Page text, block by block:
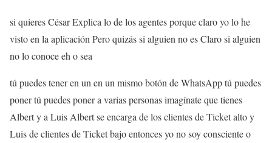
si quieres César Explica lo de los agentes porque claro yo lo he
visto en la aplicación Pero quizás si alguien no es Claro si alguien
no lo conoce eh o sea
tú puedes tener en un en un mismo botón de WhatsApp tú puedes
poner tú puedes poner a varias personas imagínate que tienes
Albert y a Luis Albert se encarga de los clientes de Ticket alto y
Luis de clientes de Ticket bajo entonces yo no soy consciente o